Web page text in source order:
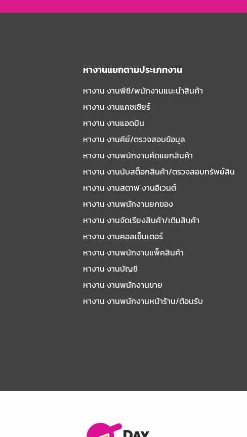
หางานแยกตามประเภทงาน
หางาน งานพีซี/พนักงานแนะนําสินค้า
หางาน งานแคชเชียร์
หางาน งานแอดมิน
หางาน งานคีย์/ตรวจสอบข้อมูล
หางาน งานพนักงานคัดแยกสินค้า
หางาน งานนับสต็อกสินค้า/ตรวจสอบทรัพย์สิน
หางาน งานสตาฟ งานอีเวนต์
หางาน งานพนักงานยกของ
หางาน งานจัดเรียงสินค้า/เติมสินค้า
หางาน งานคอลเซ็นเตอร์
หางาน งานพนักงานแพ็คสินค้า
หางาน งานบัญชี
หางาน งานพนักงานขาย
หางาน งานพนักงานหน้าร้าน/ต้อนรับ